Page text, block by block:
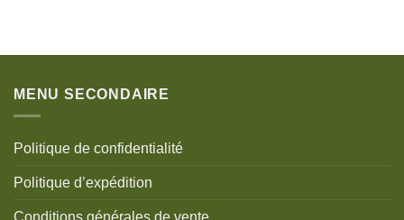
MENU SECONDAIRE
Politique de confidentialité
Politique d’expédition